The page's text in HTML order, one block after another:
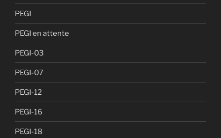
PEGI
PEGI en attente
PEGI-03
PEGI-07
PEGI-12
PEGI-16
PEGI-18